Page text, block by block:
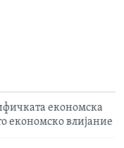
економска
економско влијание